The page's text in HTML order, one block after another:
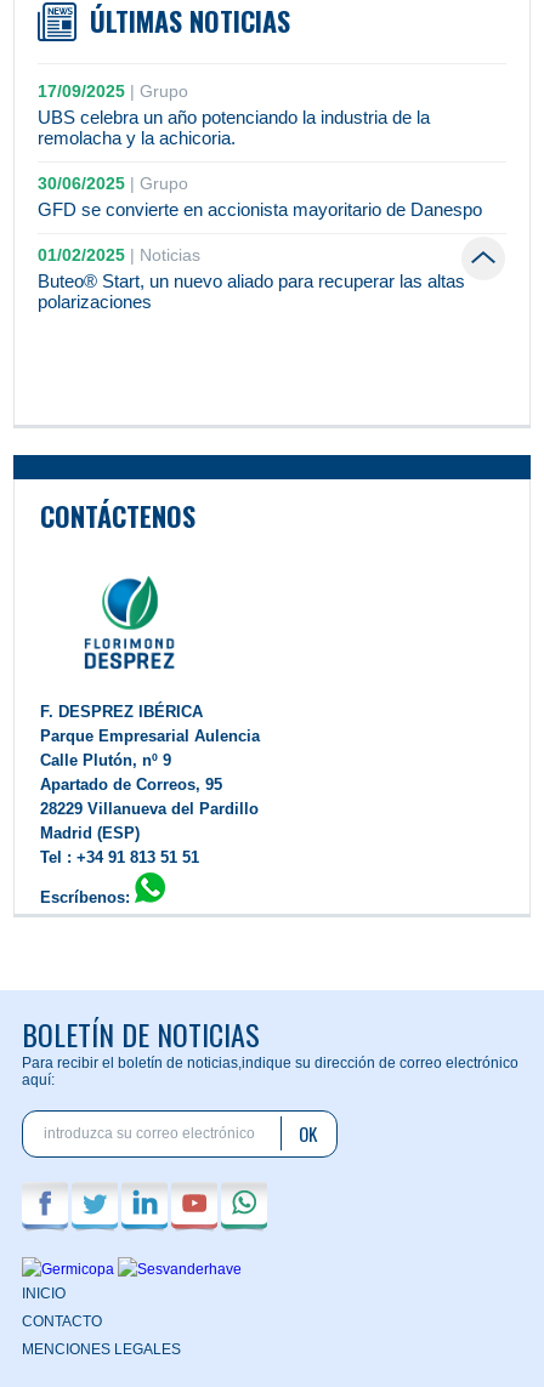
ÚLTIMAS NOTICIAS
17/09/2025 |Grupo
UBS celebra un año potenciando la industria de la
remolacha y la achicoria.
30/06/2025 |Grupo
GFD se convierte en accionista mayoritario de Danespo
01/02/2025 | Noticias
Buteo® Start, un nuevo aliado para recuperar las altas
polarizaciones
CONTÁCTENOS
F. DESPREZ IBÉRICA
Parque Empresarial Aulencia
Calle Plutón, nº 9
Apartado de Correos, 95
28229 Villanueva del Pardillo
Madrid (ESP)
Tel : +34 91 813 51 51
Escríbenos:
BOLETÍN DE NOTICIAS
Para recibir el boletín de noticias,indique su dirección de correo electrónico
aquí:
OK
INICIO
CONTACTO
MENCIONES LEGALES